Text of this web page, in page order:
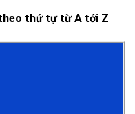
thứ tự từ A tới Z